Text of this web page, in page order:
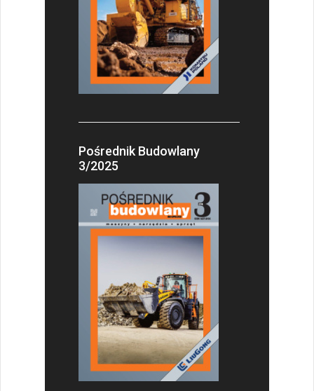
Pośrednik Budowlany
3/2025